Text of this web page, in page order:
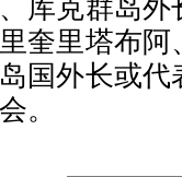
库克群岛
奎里塔布
国外长或
。